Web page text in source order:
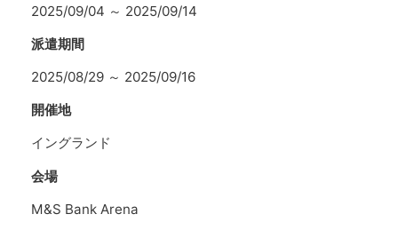
2025/09/04 ～ 2025/09/14
派遣期間
2025/08/29 ～ 2025/09/16
開催地
イングランド
会場
M&S Bank Arena